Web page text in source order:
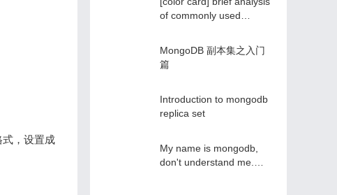
式，设置成
of commonly used
traditional color cards,
code with RBG, HC
MongoDB 副本集之入门
篇
Introduction to mongodb
replica set
My name is mongodb,
don't understand me.